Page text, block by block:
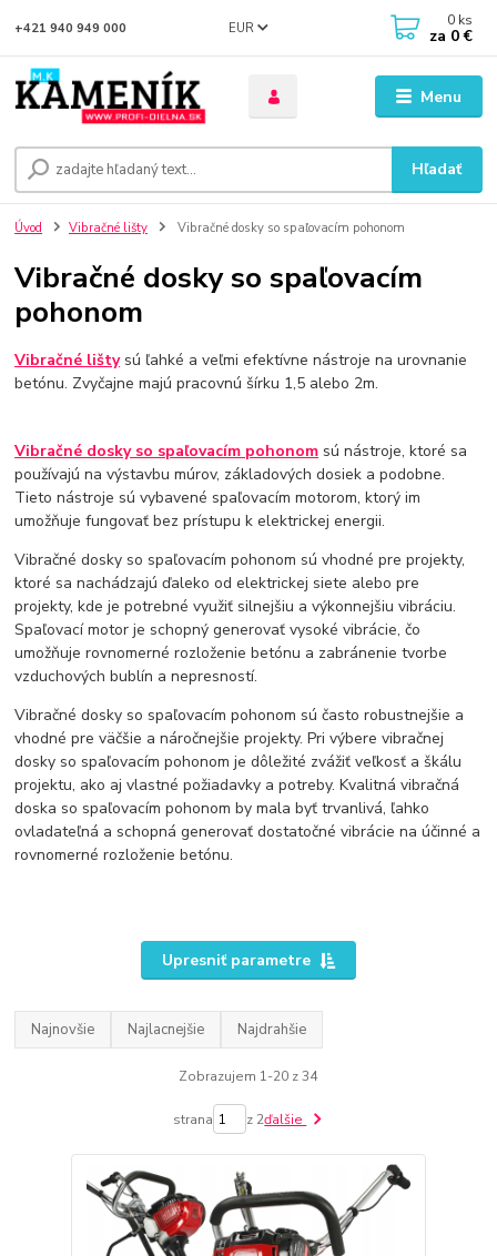
Menu
EUR
Hľadať
+421 940 949 000 0 ks
za 0 €
Úvod Vibračné lišty Vibračné dosky so spaľovacím pohonom
Vibračné dosky so spaľovacím
pohonom
Vibračné lištysú ľahké a veľmi efektívne nástroje na urovnanie
betónu. Zvyčajne majú pracovnú šírku 1,5 alebo 2m.
Vibračné dosky so spaľovacím pohonom sú nástroje, ktoré sa
používajú na výstavbu múrov, základových dosiek a podobne.
Tieto nástroje sú vybavené spaľovacím motorom, ktorý im
umožňuje fungovať bez prístupu k elektrickej energii.
Vibračné dosky so spaľovacím pohonom sú vhodné pre projekty,
ktoré sa nachádzajú ďaleko od elektrickej siete alebo pre
projekty, kde je potrebné využiť silnejšiu a výkonnejšiu vibráciu.
Spaľovací motor je schopný generovať vysoké vibrácie, čo
umožňuje rovnomerné rozloženie betónu a zabránenie tvorbe
vzduchových bublín a nepresností.
Vibračné dosky so spaľovacím pohonom sú často robustnejšie a
vhodné pre väčšie a náročnejšie projekty. Pri výbere vibračnej
dosky so spaľovacím pohonom je dôležité zvážiť veľkosť a škálu
projektu, ako aj vlastné požiadavky a potreby. Kvalitná vibračná
doska so spaľovacím pohonom by mala byť trvanlivá, ľahko
ovladateľná a schopná generovať dostatočné vibrácie na účinné a
rovnomerné rozloženie betónu.
Upresniť parametre
Najnovšie Najlacnejšie Najdrahšie
Zobrazujem 1-20 z 34
strana z 2ďalšie